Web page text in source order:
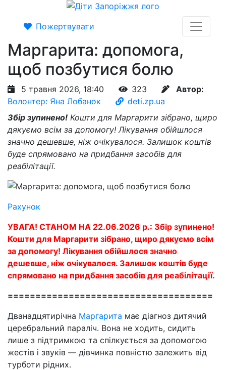
Пожертвувати
Маргарита: допомога,
щоб позбутися болю
5 травня 2026, 18:40 323
Автор:
Волонтер: Яна Лобанок
deti.zp.ua
Збір зупинено! Кошти для Маргарити зібрано, щиро
дякуємо всім за допомогу! Лікування обійшлося
значно дешевше, ніж очікувалося. Залишок коштів
буде спрямовано на придбання засобів для
реабілітації.
Рахунок
УВАГА! СТАНОМ НА 22.06.2026 р.: Збір зупинено!
Кошти для Маргарити зібрано, щиро дякуємо всім
за допомогу! Лікування обійшлося значно
дешевше, ніж очікувалося. Залишок коштів буде
спрямовано на придбання засобів для реабілітації.
=====================================
Дванадцятирічна Маргарита має діагноз дитячий
церебральний параліч. Вона не ходить, сидить
лише з підтримкою та спілкується за допомогою
жестів і звуків — дівчинка повністю залежить від
турботи рідних.